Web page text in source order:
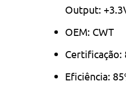
Output:
OEM: CWT
Certificação:
Eficiência: